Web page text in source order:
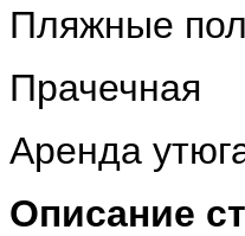
Пляжные
Прачечная
Аренда
Описание